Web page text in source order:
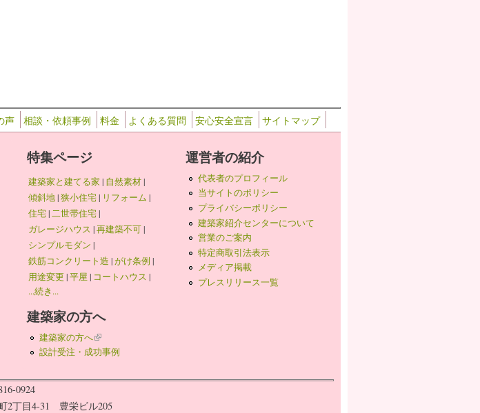
声 相談・依頼事例 料金 よくある質問 安心安全宣言 サイトマップ
特集ページ
建築家と建てる家 | 自然素材|
傾斜地|狭小住宅| リフォーム |
住宅|二世帯住宅|
ガレージハウス |再建築不可|
シンプルモダン |
鉄筋コンクリート造 |がけ条例 |
用途変更 |平屋 | コートハウス |
...続き...
建築家の方へ
建築家の方へ(link is external)
設計受注・成功事例
運営者の紹介
代表者のプロフィール
当サイトのポリシー
プライバシーポリシー
建築家紹介センターについて
営業のご案内
特定商取引法表示
メディア掲載
プレスリリース一覧
0924
2丁目4-31 豊栄ビル205